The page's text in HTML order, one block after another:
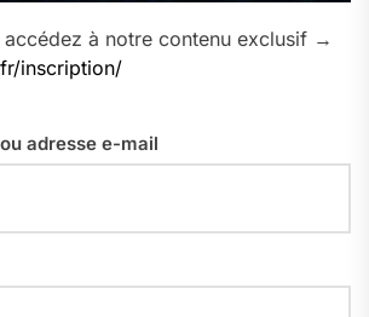
accédez à notre contenu exclusif →
inscription/
adresse e-mail